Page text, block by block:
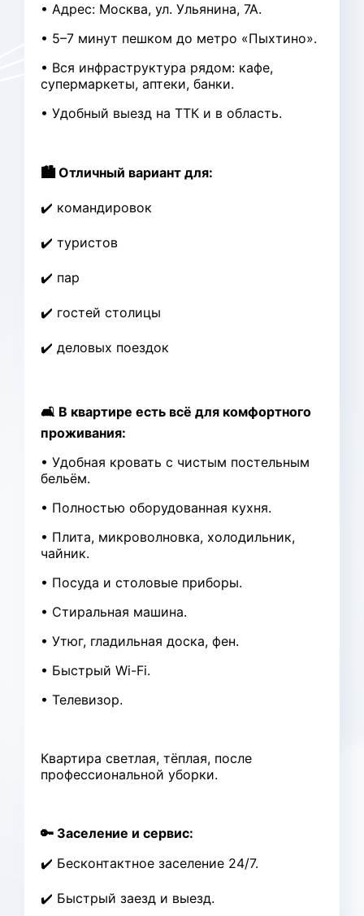
• Адрес: Москва, ул. Ульянина, 7А.
• 5–7 минут пешком до метро «Пыхтино».
• Вся инфраструктура рядом: кафе,
супермаркеты, аптеки, банки.
• Удобный выезд на ТТК и в область.
🏙️ Отличный вариант для:
✔️ командировок
✔️ туристов
✔️ пар
✔️ гостей столицы
✔️ деловых поездок
🛋 В квартире есть всё для комфортного
проживания:
• Удобная кровать с чистым постельным
бельём.
• Полностью оборудованная кухня.
• Плита, микроволновка, холодильник,
чайник.
• Посуда и столовые приборы.
• Стиральная машина.
• Утюг, гладильная доска, фен.
• Быстрый Wi-Fi.
• Телевизор.
Квартира светлая, тёплая, после
профессиональной уборки.
🔑 Заселение и сервис:
✔️ Бесконтактное заселение 24/7.
✔️ Быстрый заезд и выезд.